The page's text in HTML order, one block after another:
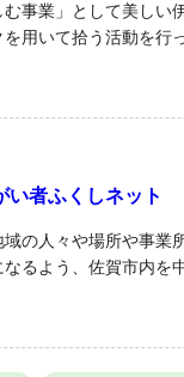
事業」として美しい
用いて拾う活動を行
者ふくしネット
の人々や場所や事業
るよう、佐賀市内を